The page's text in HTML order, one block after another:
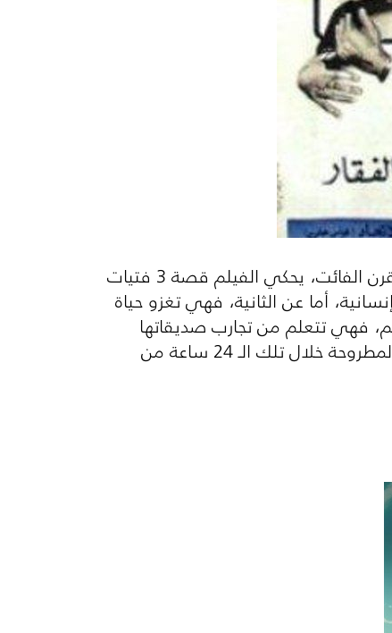
فيلم من أفلام الزمن الجميل، من العصر الذهبي للسينما العربية وفترة الستينات من القرن الفائت، يحكي الفيلم قصة 3 فتيات
أما عن الثانية، فهي تغزو حياة
فهي تتعلم من تجارب صديقاتها
الأُخريات وتحاول عدم الوقوع في تجاربهم! اكتشفي المزيد عن الفيلم وعن بقية الأفلام المطروحة خلال تلك الـ 24 ساعة من